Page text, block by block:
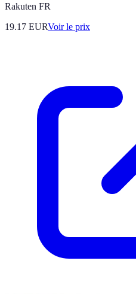
Rakuten FR
19.17 EURVoir le prix